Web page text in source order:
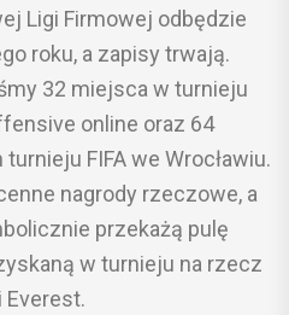
Ligi Firmowej odbędzie
roku, a zapisy trwają.
32 miejsca w turnieju
online oraz 64
FIFA we Wrocławiu.
nagrody rzeczowe, a
przekażą pulę
w turnieju na rzecz
Everest.